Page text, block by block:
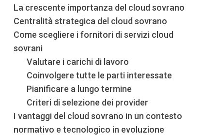
La crescente importanza del cloud sovrano
Centralità strategica del cloud sovrano
Come scegliere i fornitori di servizi cloud
sovrani
Valutare i carichi di lavoro
Coinvolgere tutte le parti interessate
Pianificare a lungo termine
Criteri di selezione dei provider
I vantaggi del cloud sovrano in un contesto
normativo e tecnologico in evoluzione